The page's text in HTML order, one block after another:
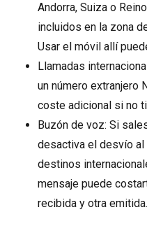
Andorra, Suiza o
incluidos en la zona
Usar el móvil allí
Llamadas
un número extranjero
coste adicional si no
Buzón de voz: Si
desactiva el desvío al
destinos
mensaje puede
recibida y otra emitida.